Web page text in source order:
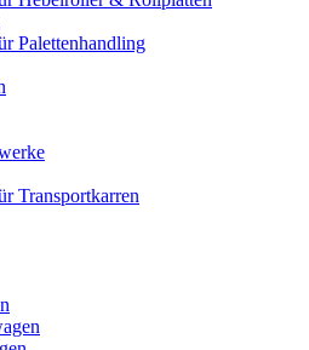
Palettenhandling
Transportkarren